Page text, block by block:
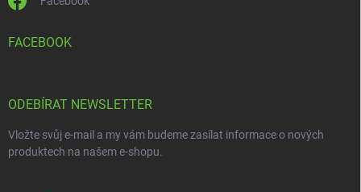
FACEBOOK
ODEBÍRAT NEWSLETTER
Vložte svůj e-mail a my vám budeme zasílat informace o nových
produktech na našem e-shopu.